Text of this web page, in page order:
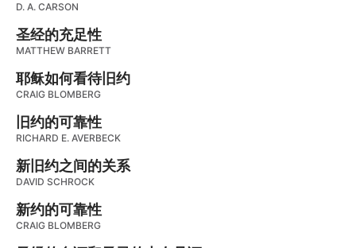
D. A. CARSON
圣经的充足性
MATTHEW BARRETT
耶稣如何看待旧约
CRAIG BLOMBERG
旧约的可靠性
RICHARD E. AVERBECK
新旧约之间的关系
DAVID SCHROCK
新约的可靠性
CRAIG BLOMBERG